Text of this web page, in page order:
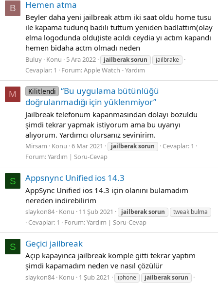
B Hemen atma
Beyler daha yeni jailbreak attım iki saat oldu home tusu
ile kapama tudunq badılı tuttum yeniden badlattım(olay
elma logodunda oldu)iste acıldı ceydia yı actım kapandı
hemen bidaha actm olmadı neden
Buluy Konu 5 Ara 2022 jailberaksorun jailbrake
Cevaplar: 1 Forum:Apple Watch - Yardım
M Kilitlendi “Bu uygulama bütünlüğü
doğrulanmadığı için yüklenmiyor”
Jailbreak telefonum kapanmasından dolayı bozuldu
şimdi tekrar yapmak istiyorum ama bu uyarıyı
alıyorum. Yardımcı olursanız sevinirim.
Mirsam Konu 6 Mar 2021 jailberaksorun
Cevaplar: 1
Forum:Yardım | Soru-Cevap
S Appsnync Unified ios 14.3
AppSync Unified ios 14.3 için olanını bulamadım
nereden indirebilirim
slaykon84 Konu 11 Şub 2021 jailberaksorun tweak bulma
Cevaplar: 1 Forum:Yardım | Soru-Cevap
S Geçici jailbreak
Açıp kapayınca jailbreak komple gitti tekrar yaptım
şimdi kapamadım neden ve nasıl çözülür
slaykon84 Konu 1 Şub 2021 iphone jailberaksorun